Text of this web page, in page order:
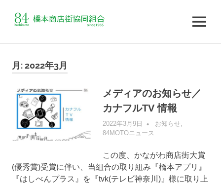
MENU
月:2022年3月
メディアのお知らせ／
カナフルTV 情報
2022年3月9日 管理者
お知らせ
84MOTOニュース
この度、かながわ商店街大賞
(優秀賞)受賞に伴い、当組合の取り組み『橋本アプリ』
『はしべんプラス』を『tvk(テレビ神奈川)』様に取り上